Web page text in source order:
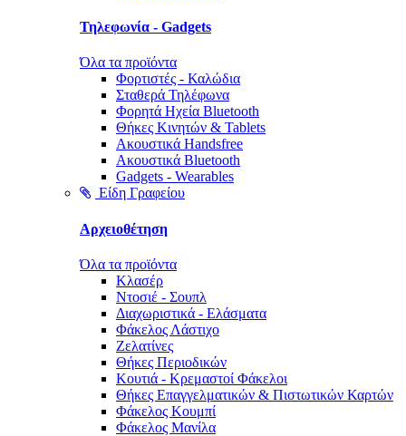
Τηλεφωνία - Gadgets
Όλα τα προϊόντα
Φορτιστές - Καλώδια
Σταθερά Τηλέφωνα
Φορητά Ηχεία Bluetooth
Θήκες Κινητών & Tablets
Ακουστικά Handsfree
Ακουστικά Bluetooth
Gadgets - Wearables
Είδη Γραφείου
Αρχειοθέτηση
Όλα τα προϊόντα
Κλασέρ
Ντοσιέ - Σουπλ
Διαχωριστικά - Ελάσματα
Φάκελος Λάστιχο
Ζελατίνες
Θήκες Περιοδικών
Κουτιά - Κρεμαστοί Φάκελοι
Θήκες Επαγγελματικών & Πιστωτικών Καρτών
Φάκελος Κουμπί
Φάκελος Μανίλα